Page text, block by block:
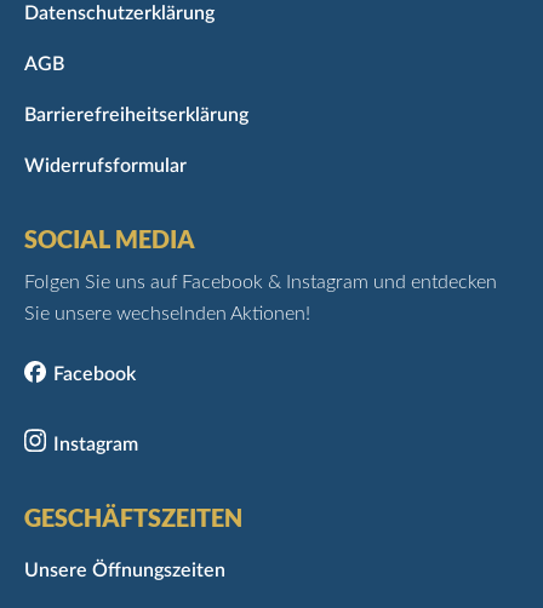
Datenschutzerklärung
AGB
Barrierefreiheitserklärung
Widerrufsformular
GESCHÄFTSZEITEN
Unsere Öffnungszeiten
SOCIAL MEDIA
Folgen Sie uns auf Facebook & Instagram und entdecken
Sie unsere wechselnden Aktionen!
Facebook
Instagram